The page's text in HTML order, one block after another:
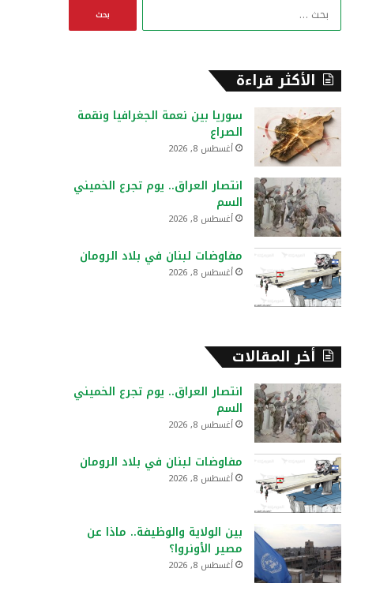
ا
ن
:
الأكثر قراءة
سوريا بين نعمة الجغرافيا ونقمة
الصراع
أغسطس 8, 2026
انتصار العراق.. يوم تجرع الخميني
السم
أغسطس 8, 2026
مفاوضات لبنان في بلاد الرومان
أغسطس 8, 2026
أخر المقالات
انتصار العراق.. يوم تجرع الخميني
السم
أغسطس 8, 2026
مفاوضات لبنان في بلاد الرومان
أغسطس 8, 2026
بين الولاية والوظيفة.. ماذا عن
مصير الأونروا؟
أغسطس 8, 2026